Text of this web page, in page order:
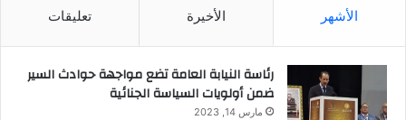
الأشهر الأخيرة تعليقات
رئاسة النيابة العامة تضع مواجهة حوادث السير
ضمن أولويات السياسة الجنائية
مارس 14, 2023